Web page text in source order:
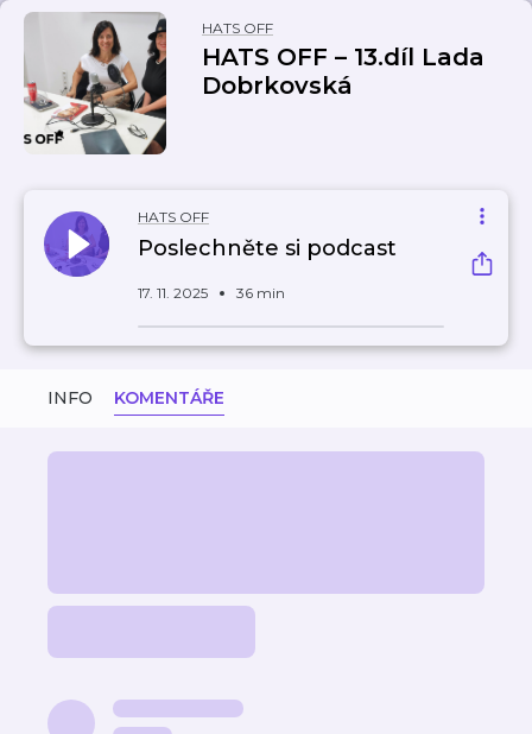
HATS OFF
HATS OFF – 13.díl Lada
Dobrkovská
HATS OFF
Poslechněte si podcast
17. 11. 2025 36 min
INFO KOMENTÁŘE